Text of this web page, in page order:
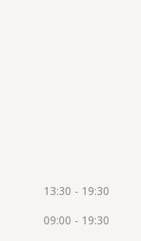
13:30 - 19:30
09:00 - 19:30